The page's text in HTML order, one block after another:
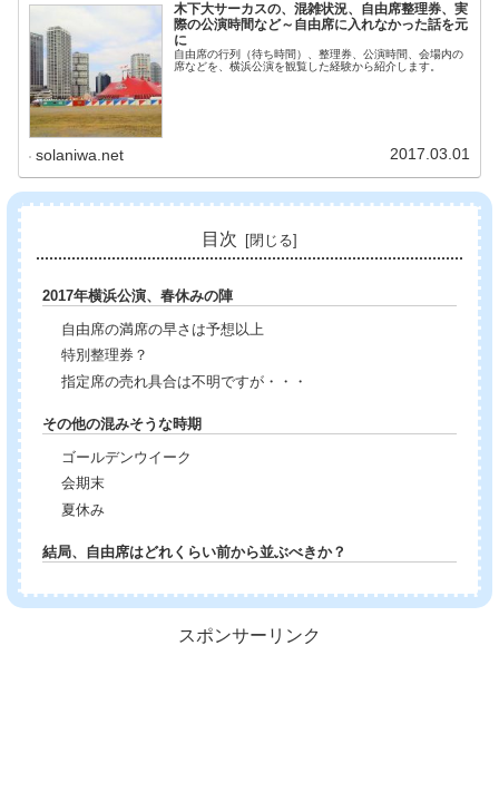
木下大サーカスの、混雑状況、自由席整理券、実
際の公演時間など～自由席に入れなかった話を元
に
自由席の行列（待ち時間）、整理券、公演時間、会場内の
席などを、横浜公演を観覧した経験から紹介します。
solaniwa.net 2017.03.01
目次
2017年横浜公演、春休みの陣
自由席の満席の早さは予想以上
特別整理券？
指定席の売れ具合は不明ですが・・・
その他の混みそうな時期
ゴールデンウイーク
会期末
夏休み
結局、自由席はどれくらい前から並ぶべきか？
スポンサーリンク